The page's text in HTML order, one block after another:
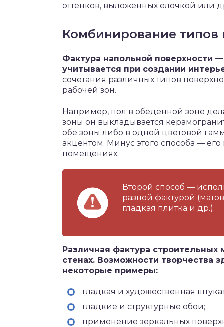
оттенков, выложенных елочкой или
Комбинирование типов
Фактура напольной поверхности
учитывается при создании
сочетания различных типов
рабочей зон.
Например, пол в обеденной зоне
зоны он выкладывается
обе зоны либо в одной цветовой
акцентом. Минус этого способа —
помещениях.
Второй способ —
разной фактурой
гладкая плитка и др.).
Различная фактура строительных
стенах. Возможности творчества
некоторые примеры:
гладкая и художественная
гладкие и структурные обои;
применение зеркальных